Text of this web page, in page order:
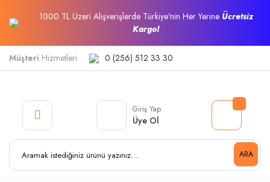
1000 TL Üzeri Alışverişlerde Türkiye'nin Her Yerine Ücretsiz
Kargo!
Müşteri Hizmetleri 0 (256) 512 33 30
ARA
Giriş Yap
Üye Ol